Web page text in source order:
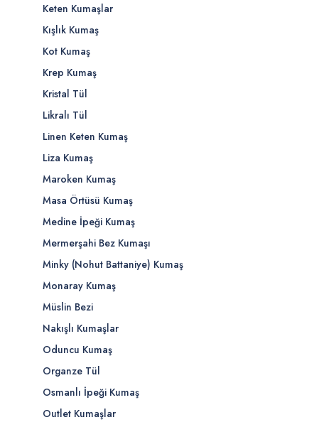
Keten Kumaşlar
Kışlık Kumaş
Kot Kumaş
Krep Kumaş
Kristal Tül
Likralı Tül
Linen Keten Kumaş
Liza Kumaş
Maroken Kumaş
Masa Örtüsü Kumaş
Medine İpeği Kumaş
Mermerşahi Bez Kumaşı
Minky (Nohut Battaniye) Kumaş
Monaray Kumaş
Müslin Bezi
Nakışlı Kumaşlar
Oduncu Kumaş
Organze Tül
Osmanlı İpeği Kumaş
Outlet Kumaşlar